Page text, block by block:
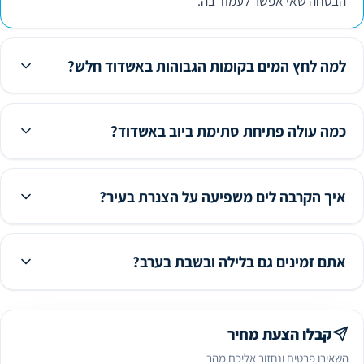
למה לחץ המים בקומות הגבוהות באשדוד חלש?
כמה עולה פתיחת סתימת ביוב באשדוד?
איך הקרבה לים משפיעה על הצנרת בעיר?
אתם זמינים גם בלילה ובשבת בערב?
קבלו הצעת מחיר
השאירו פרטים ונחזור אליכם מהר